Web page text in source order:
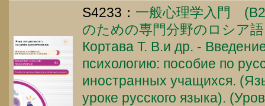
S4233： 一般心理学入門
のための専門分野のロシア
Кортава Т. В.и др. -
психологию: пособие по
иностранных учащихся.
уроке русского языка).